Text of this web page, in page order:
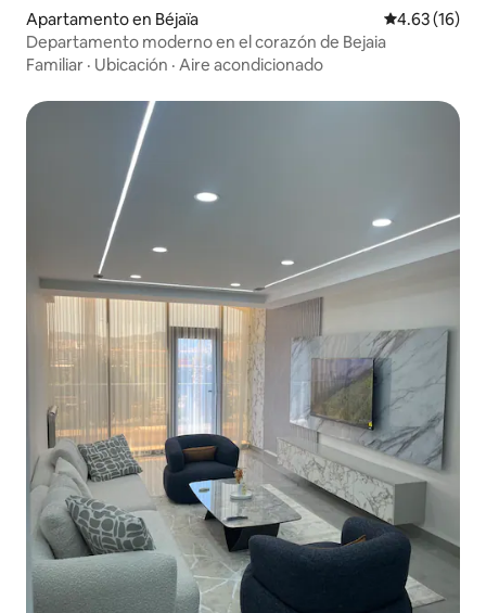
Apartamento en Béjaïa Calificación
4.63 (16)
Departamento moderno en el corazón de Bejaia
Familiar · Ubicación · Aire acondicionado